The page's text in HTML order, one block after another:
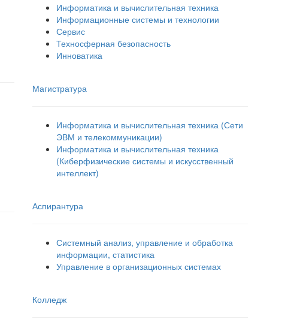
Информатика и вычислительная техника
Информационные системы и технологии
Сервис
Техносферная безопасность
Инноватика
Магистратура
Информатика и вычислительная техника (Сети
ЭВМ и телекоммуникации)
Информатика и вычислительная техника
(Киберфизические системы и искусственный
интеллект)
Аспирантура
Системный анализ, управление и обработка
информации, статистика
Управление в организационных системах
Колледж